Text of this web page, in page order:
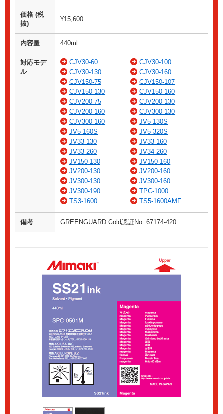
価格 (税
抜)
¥15,600
内容量 440ml
対応モデ
ル
CJV30-60
CJV30-100
CJV30-130
CJV30-160
CJV150-75
CJV150-107
CJV150-130
CJV150-160
CJV200-75
CJV200-130
CJV200-160
CJV300-130
CJV300-160
JV5-130S
JV5-160S
JV5-320S
JV33-130
JV33-160
JV33-260
JV34-260
JV150-130
JV150-160
JV200-130
JV200-160
JV300-130
JV300-160
JV300-190
TPC-1000
TS3-1600
TS5-1600AMF
備考 GREENGUARD Gold認証No. 67174-420